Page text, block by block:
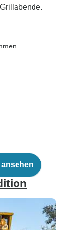
ansehen